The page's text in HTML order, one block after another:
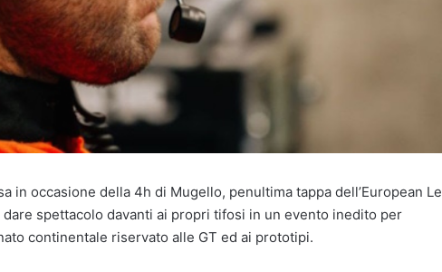
in occasione della 4h di Mugello, penultima tappa dell’European Le
spettacolo davanti ai propri tifosi in un evento inedito per
continentale riservato alle GT ed ai prototipi.